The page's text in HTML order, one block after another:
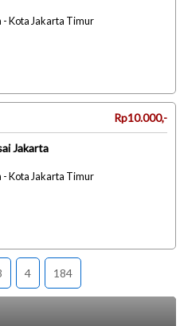
- Kota Jakarta Timur
Rp10.000,-
Jakarta
- Kota Jakarta Timur
4 184